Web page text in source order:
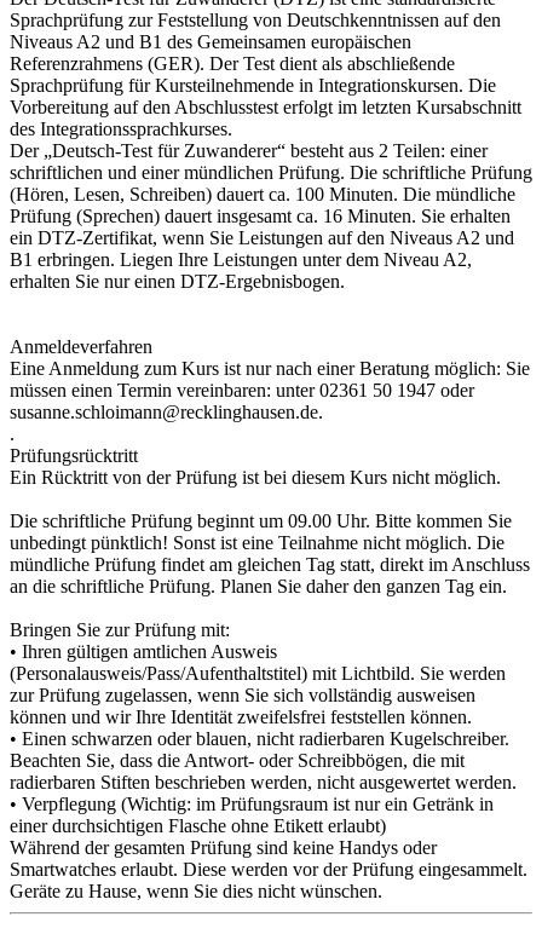
Sprachprüfung zur Feststellung von Deutschkenntnissen auf den
Niveaus A2 und B1 des Gemeinsamen europäischen
Referenzrahmens (GER). Der Test dient als abschließende
Sprachprüfung für Kursteilnehmende in Integrationskursen. Die
Vorbereitung auf den Abschlusstest erfolgt im letzten Kursabschnitt
des Integrationssprachkurses.
Der „Deutsch-Test für Zuwanderer“ besteht aus 2 Teilen: einer
schriftlichen und einer mündlichen Prüfung. Die schriftliche Prüfung
(Hören, Lesen, Schreiben) dauert ca. 100 Minuten. Die mündliche
Prüfung (Sprechen) dauert insgesamt ca. 16 Minuten. Sie erhalten
ein DTZ-Zertifikat, wenn Sie Leistungen auf den Niveaus A2 und
B1 erbringen. Liegen Ihre Leistungen unter dem Niveau A2,
erhalten Sie nur einen DTZ-Ergebnisbogen.
Anmeldeverfahren
Eine Anmeldung zum Kurs ist nur nach einer Beratung möglich: Sie
müssen einen Termin vereinbaren: unter 02361 50 1947 oder
susanne.schloimann@recklinghausen.de.
.
Prüfungsrücktritt
Ein Rücktritt von der Prüfung ist bei diesem Kurs nicht möglich.
Die schriftliche Prüfung beginnt um 09.00 Uhr. Bitte kommen Sie
unbedingt pünktlich! Sonst ist eine Teilnahme nicht möglich. Die
mündliche Prüfung findet am gleichen Tag statt, direkt im Anschluss
an die schriftliche Prüfung. Planen Sie daher den ganzen Tag ein.
Bringen Sie zur Prüfung mit:
• Ihren gültigen amtlichen Ausweis
(Personalausweis/Pass/Aufenthaltstitel) mit Lichtbild. Sie werden
zur Prüfung zugelassen, wenn Sie sich vollständig ausweisen
können und wir Ihre Identität zweifelsfrei feststellen können.
• Einen schwarzen oder blauen, nicht radierbaren Kugelschreiber.
Beachten Sie, dass die Antwort- oder Schreibbögen, die mit
radierbaren Stiften beschrieben werden, nicht ausgewertet werden.
• Verpflegung (Wichtig: im Prüfungsraum ist nur ein Getränk in
einer durchsichtigen Flasche ohne Etikett erlaubt)
Während der gesamten Prüfung sind keine Handys oder
Smartwatches erlaubt. Diese werden vor der Prüfung eingesammelt.
Geräte zu Hause, wenn Sie dies nicht wünschen.